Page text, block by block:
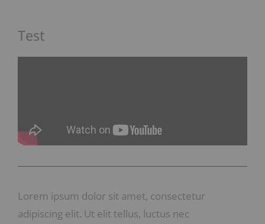
Test
Lorem ipsum dolor sit amet, consectetur
adipiscing elit. Ut elit tellus, luctus nec